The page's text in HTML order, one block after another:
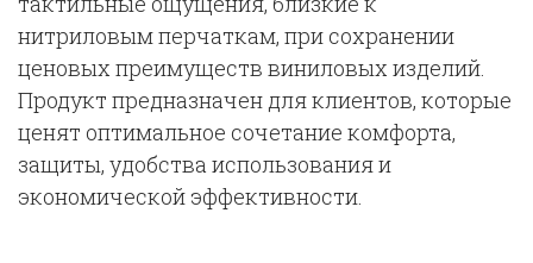
нитриловым перчаткам, при сохранении
ценовых преимуществ виниловых изделий.
Продукт предназначен для клиентов, которые
ценят оптимальное сочетание комфорта,
защиты, удобства использования и
экономической эффективности.